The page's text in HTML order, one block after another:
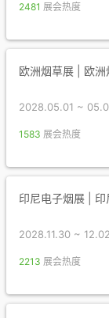
2481 展会热度
欧洲烟草展 | 欧
2028.05.01 ~
1583 展会热度
印尼电子烟展 |
2028.11.30 ~ 12.02
2213 展会热度